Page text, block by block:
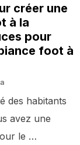
créer une
à la
pour
foot à
des habitants
avez une
le …